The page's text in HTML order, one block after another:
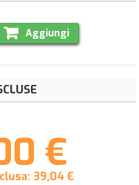
Aggiungi
€
39,04€